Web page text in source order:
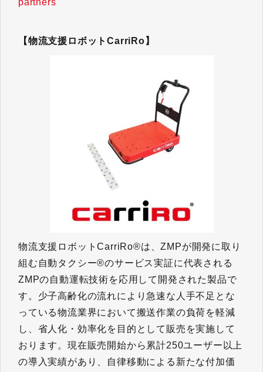
【物流支援ロボットCarriRo】
物流支援ロボットCarriRo®は、ZMPが開発に取り
組む自動タクシー®のサービス実証に代表される
ZMPの自動運転技術を応用して開発された製品で
す。少子高齢化の流れにより急速な人手不足とな
っている物流業界において搬送作業の負荷を軽減
し、省人化・効率化を目的として販売を実施して
おります。現在販売開始から累計250ユーザー以上
の導入実績があり、自律移動による新たな付加価